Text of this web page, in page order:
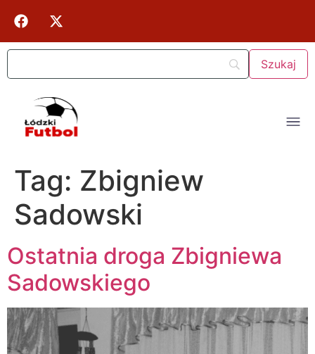
Tag: Zbigniew
Sadowski
Ostatnia droga Zbigniewa
Sadowskiego